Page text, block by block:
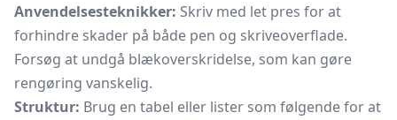
Anvendelsesteknikker: Skriv med let pres for at
forhindre skader på både pen og skriveoverflade.
Forsøg at undgå blækoverskridelse, som kan gøre
rengøring vanskelig.
Struktur: Brug en tabel eller lister som følgende for at